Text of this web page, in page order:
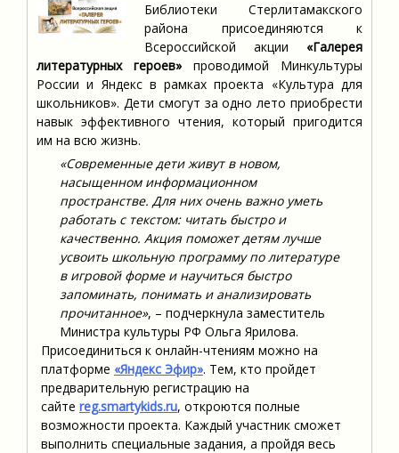
Библиотеки Стерлитамакского
района присоединяются к
Всероссийской акции «Галерея
литературных героев» проводимой Минкультуры
России и Яндекс в рамках проекта «Культура для
школьников». Дети смогут за одно лето приобрести
навык эффективного чтения, который пригодится
им на всю жизнь.
«Современные дети живут в новом,
насыщенном информационном
пространстве. Для них очень важно уметь
работать с текстом: читать быстро и
качественно. Акция поможет детям лучше
усвоить школьную программу по литературе
в игровой форме и научиться быстро
запоминать, понимать и анализировать
прочитанное», – подчеркнула заместитель
Министра культуры РФ Ольга Ярилова.
Присоединиться к онлайн-чтениям можно на
платформе «Яндекс Эфир». Тем, кто пройдет
предварительную регистрацию на
сайте reg.smartykids.ru, откроются полные
возможности проекта. Каждый участник сможет
выполнить специальные задания, а пройдя весь